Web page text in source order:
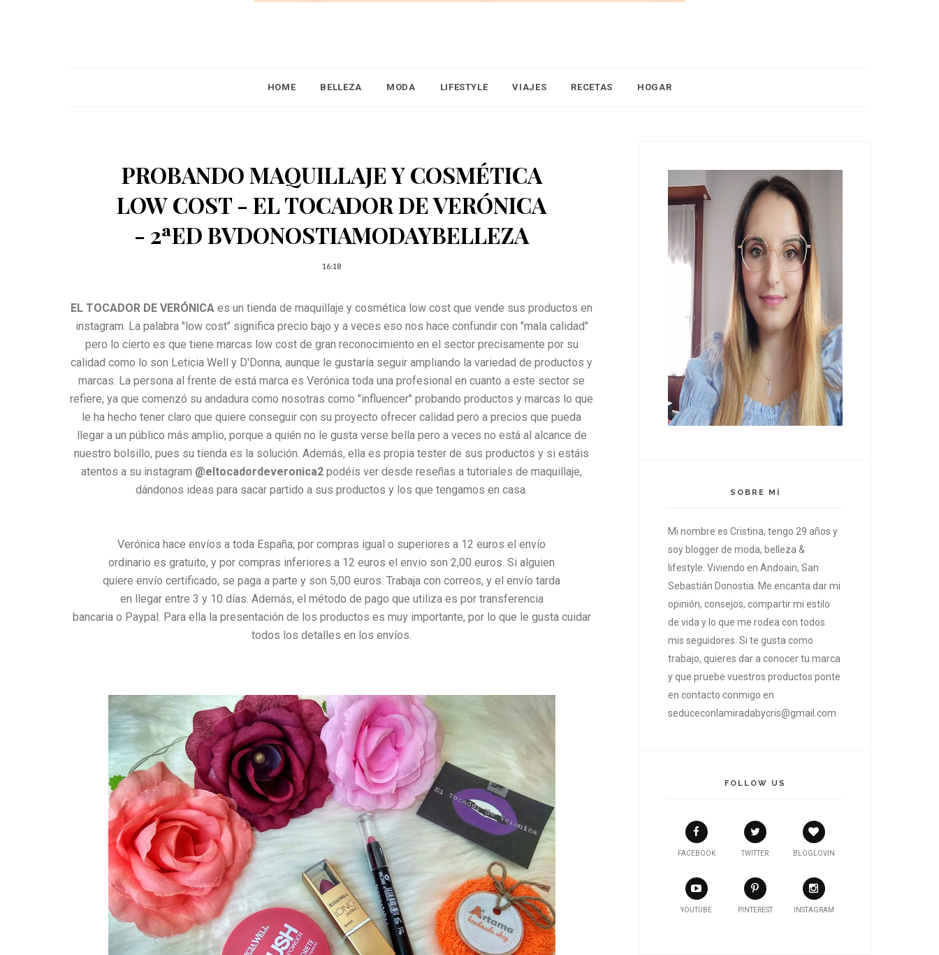
HOME BELLEZA MODA LIFESTYLE VIAJES RECETAS HOGAR
PROBANDO MAQUILLAJE Y COSMÉTICA
LOW COST - EL TOCADOR DE VERÓNICA
- 2ªED BVDONOSTIAMODAYBELLEZA
16:18
EL TOCADOR DE VERÓNICA es un tienda de maquillaje y cosmética low cost que vende sus productos en
instagram. La palabra "low cost" significa precio bajo y a veces eso nos hace confundir con "mala calidad"
pero lo cierto es que tiene marcas low cost de gran reconocimiento en el sector precisamente por su
calidad como lo son Leticia Well y D'Donna, aunque le gustaría seguir ampliando la variedad de productos y
marcas. La persona al frente de está marca es Verónica toda una profesional en cuanto a este sector se
refiere, ya que comenzó su andadura como nosotras como "influencer" probando productos y marcas lo que
le ha hecho tener claro que quiere conseguir con su proyecto ofrecer calidad pero a precios que pueda
llegar a un público más amplio, porque a quién no le gusta verse bella pero a veces no está al alcance de
nuestro bolsillo, pues su tienda es la solución. Además, ella es propia tester de sus productos y si estáis
atentos a su instagram @eltocadordeveronica2 podéis ver desde reseñas a tutoriales de maquillaje,
dándonos ideas para sacar partido a sus productos y los que tengamos en casa.
Verónica hace envíos a toda España; por compras igual o superiores a 12 euros el envío
ordinario es gratuito, y por compras inferiores a 12 euros el envio son 2,00 euros. Si alguien
quiere envío certificado, se paga a parte y son 5,00 euros. Trabaja con correos, y el envío tarda
en llegar entre 3 y 10 días. Además, el método de pago que utiliza es por transferencia
bancaria o Paypal. Para ella la presentación de los productos es muy importante, por lo que le gusta cuidar
todos los detalles en los envíos.
SOBRE MÍ
Mi nombre es Cristina, tengo 29 años y
soy blogger de moda, belleza &
lifestyle. Viviendo en Andoain, San
Sebastián Donostia. Me encanta dar mi
opinión, consejos, compartir mi estilo
de vida y lo que me rodea con todos
mis seguidores. Si te gusta como
trabajo, quieres dar a conocer tu marca
y que pruebe vuestros productos ponte
en contacto conmigo en
seduceconlamiradabycris@gmail.com
FOLLOW US
FACEBOOK TWITTER BLOGLOVIN
YOUTUBE PINTEREST INSTAGRAM